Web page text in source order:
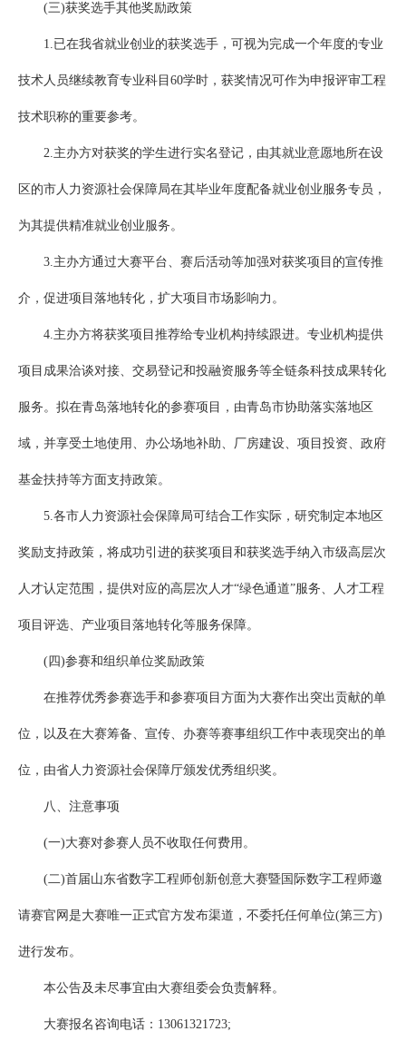
(三)获奖选手其他奖励政策
1.已在我省就业创业的获奖选手，可视为完成一个年度的专业
技术人员继续教育专业科目60学时，获奖情况可作为申报评审工程
技术职称的重要参考。
2.主办方对获奖的学生进行实名登记，由其就业意愿地所在设
区的市人力资源社会保障局在其毕业年度配备就业创业服务专员，
为其提供精准就业创业服务。
3.主办方通过大赛平台、赛后活动等加强对获奖项目的宣传推
介，促进项目落地转化，扩大项目市场影响力。
4.主办方将获奖项目推荐给专业机构持续跟进。专业机构提供
项目成果洽谈对接、交易登记和投融资服务等全链条科技成果转化
服务。拟在青岛落地转化的参赛项目，由青岛市协助落实落地区
域，并享受土地使用、办公场地补助、厂房建设、项目投资、政府
基金扶持等方面支持政策。
5.各市人力资源社会保障局可结合工作实际，研究制定本地区
奖励支持政策，将成功引进的获奖项目和获奖选手纳入市级高层次
人才认定范围，提供对应的高层次人才“绿色通道”服务、人才工程
项目评选、产业项目落地转化等服务保障。
(四)参赛和组织单位奖励政策
在推荐优秀参赛选手和参赛项目方面为大赛作出突出贡献的单
位，以及在大赛筹备、宣传、办赛等赛事组织工作中表现突出的单
位，由省人力资源社会保障厅颁发优秀组织奖。
八、注意事项
(一)大赛对参赛人员不收取任何费用。
(二)首届山东省数字工程师创新创意大赛暨国际数字工程师邀
请赛官网是大赛唯一正式官方发布渠道，不委托任何单位(第三方)
进行发布。
本公告及未尽事宜由大赛组委会负责解释。
大赛报名咨询电话：13061321723;